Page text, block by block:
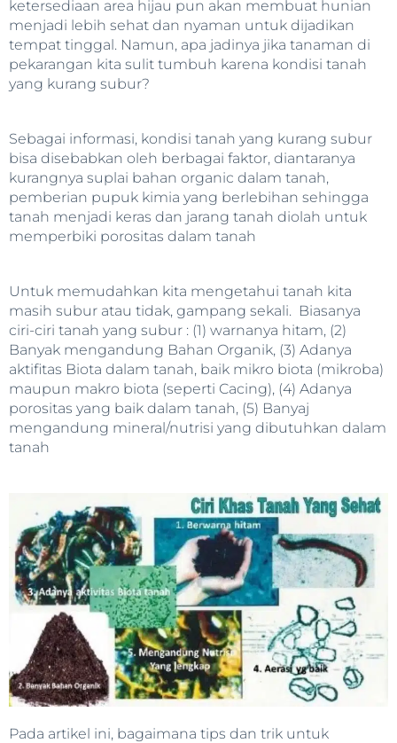
ketersediaan area hijau pun akan membuat hunian
menjadi lebih sehat dan nyaman untuk dijadikan
tempat tinggal. Namun, apa jadinya jika tanaman di
pekarangan kita sulit tumbuh karena kondisi tanah
yang kurang subur?
Sebagai informasi, kondisi tanah yang kurang subur
bisa disebabkan oleh berbagai faktor, diantaranya
kurangnya suplai bahan organic dalam tanah,
pemberian pupuk kimia yang berlebihan sehingga
tanah menjadi keras dan jarang tanah diolah untuk
memperbiki porositas dalam tanah
Untuk memudahkan kita mengetahui tanah kita
masih subur atau tidak, gampang sekali. Biasanya
ciri-ciri tanah yang subur : (1) warnanya hitam, (2)
Banyak mengandung Bahan Organik, (3) Adanya
aktifitas Biota dalam tanah, baik mikro biota (mikroba)
maupun makro biota (seperti Cacing), (4) Adanya
porositas yang baik dalam tanah, (5) Banyaj
mengandung mineral/nutrisi yang dibutuhkan dalam
tanah
Pada artikel ini, bagaimana tips dan trik untuk